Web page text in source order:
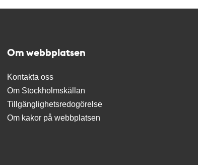
Om webbplatsen
Kontakta oss
Om Stockholmskällan
Tillgänglighetsredogörelse
Om kakor på webbplatsen